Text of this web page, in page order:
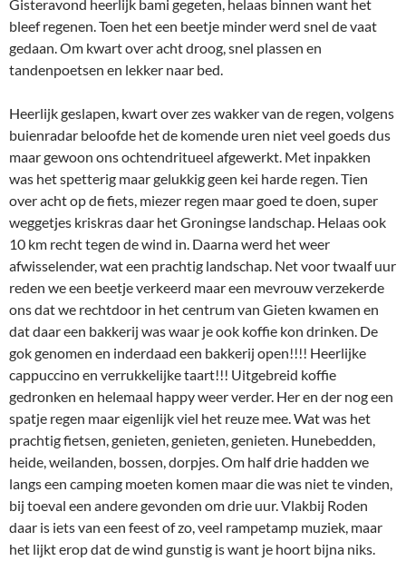
Gisteravond heerlijk bami gegeten, helaas binnen want het
bleef regenen. Toen het een beetje minder werd snel de vaat
gedaan. Om kwart over acht droog, snel plassen en
tandenpoetsen en lekker naar bed.
Heerlijk geslapen, kwart over zes wakker van de regen, volgens
buienradar beloofde het de komende uren niet veel goeds dus
maar gewoon ons ochtendritueel afgewerkt. Met inpakken
was het spetterig maar gelukkig geen kei harde regen. Tien
over acht op de fiets, miezer regen maar goed te doen, super
weggetjes kriskras daar het Groningse landschap. Helaas ook
10 km recht tegen de wind in. Daarna werd het weer
afwisselender, wat een prachtig landschap. Net voor twaalf uur
reden we een beetje verkeerd maar een mevrouw verzekerde
ons dat we rechtdoor in het centrum van Gieten kwamen en
dat daar een bakkerij was waar je ook koffie kon drinken. De
gok genomen en inderdaad een bakkerij open!!!! Heerlijke
cappuccino en verrukkelijke taart!!! Uitgebreid koffie
gedronken en helemaal happy weer verder. Her en der nog een
spatje regen maar eigenlijk viel het reuze mee. Wat was het
prachtig fietsen, genieten, genieten, genieten. Hunebedden,
heide, weilanden, bossen, dorpjes. Om half drie hadden we
langs een camping moeten komen maar die was niet te vinden,
bij toeval een andere gevonden om drie uur. Vlakbij Roden
daar is iets van een feest of zo, veel rampetamp muziek, maar
het lijkt erop dat de wind gunstig is want je hoort bijna niks.